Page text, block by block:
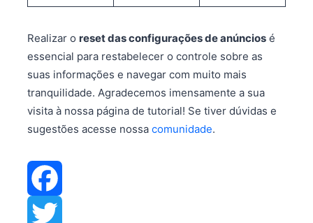
Realizar o reset das configurações de anúncios é
essencial para restabelecer o controle sobre as
suas informações e navegar com muito mais
tranquilidade. Agradecemos imensamente a sua
visita à nossa página de tutorial! Se tiver dúvidas e
sugestões acesse nossa comunidade.
F